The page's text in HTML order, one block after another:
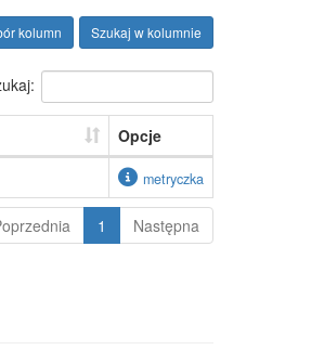
Szukaj w kolumnie
kolumn
Opcje
metryczka
1 Następna